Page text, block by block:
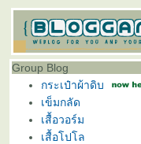
Group Blog
กระเป๋าผ้าดิบ
เข็มกลัด
เสื้อวอร์ม
เสื้อโปโล